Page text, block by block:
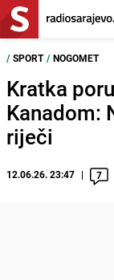
/ SPORT / NOGOMET
Kratka
Kanadom:
riječi
12.06.26. 23:47 7